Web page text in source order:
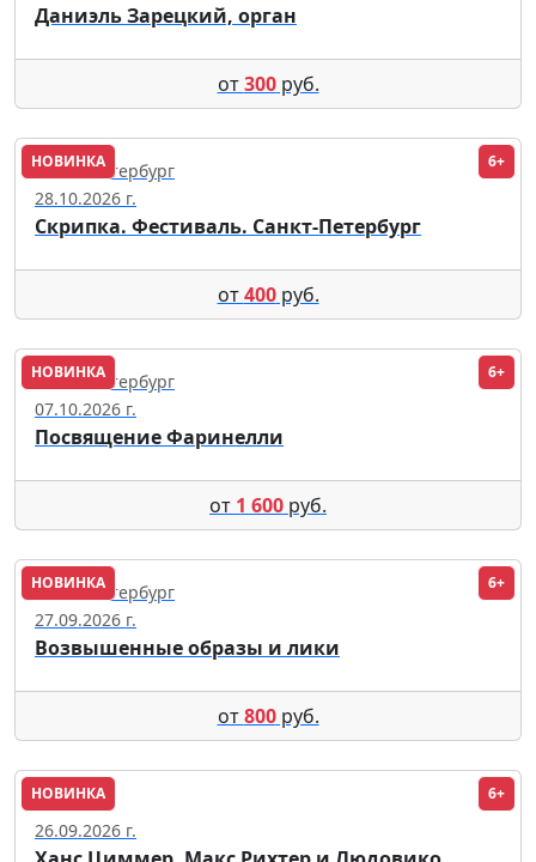
Даниэль Зарецкий, орган
от300руб.
НОВИНКА 6+
Санкт-Петербург
28.10.2026 г.
Скрипка. Фестиваль. Санкт-Петербург
от400руб.
НОВИНКА 6+
Санкт-Петербург
07.10.2026 г.
Посвящение Фаринелли
от 1 600 руб.
НОВИНКА 6+
Санкт-Петербург
27.09.2026 г.
Возвышенные образы и лики
от800руб.
НОВИНКА 6+
Москва
26.09.2026 г.